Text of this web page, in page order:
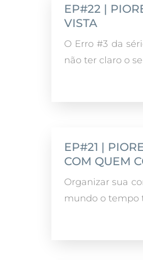
EP#22 |
VISTA
O Erro #3 da
não ter claro o
EP#21 |
COM QUEM
Organizar sua
mundo o tempo